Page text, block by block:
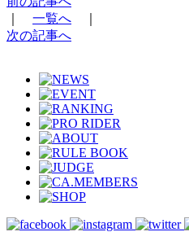
一覧へ
次の記事へ